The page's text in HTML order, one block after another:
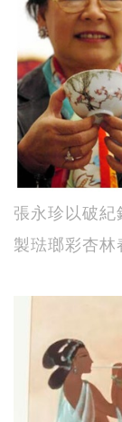
張永珍以破
製琺瑯彩杏林